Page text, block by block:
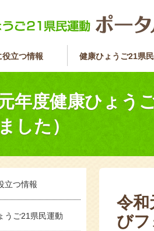
役立つ情報 健康ひょうご21県
年度健康ひょう
した）
令和
びフ
立つ情報
うご21県民運動